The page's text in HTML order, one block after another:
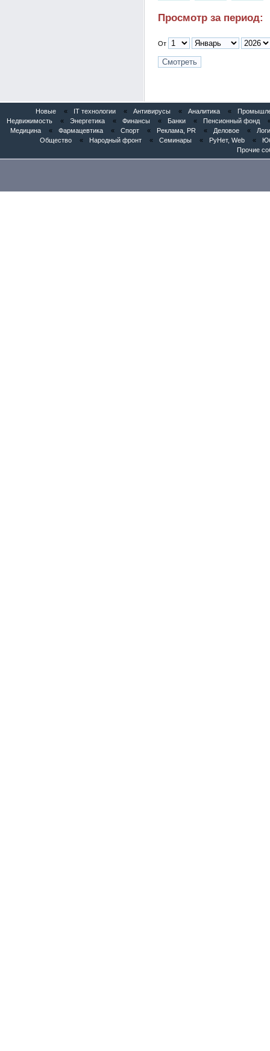
Просмотр за период:
От
Новые « IT технологии « Антивирусы « Аналитика «
Недвижимость
« Энергетика « Финансы « Банки « Пенсионный фонд
Медицина
« Фармацевтика « Спорт « Реклама, PR « Деловое «
Общество
« Народный фронт « Семинары « РуНет, Web «
Прочие